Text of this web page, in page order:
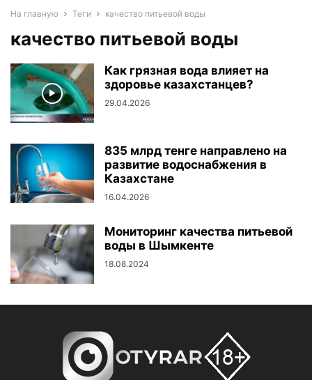
На главную Теги качество питьевой воды
качество питьевой воды
Как грязная вода влияет на
здоровье казахстанцев?
29.04.2026
835 млрд тенге направлено на
развитие водоснабжения в
Казахстане
16.04.2026
Мониторинг качества питьевой
воды в Шымкенте
18.08.2024